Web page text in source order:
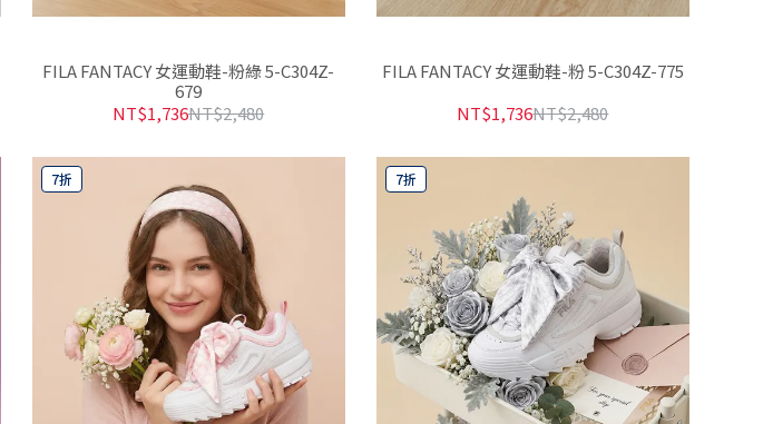
FILA FANTACY 女運動鞋-粉綠 5-C304Z-
679
NT$1,736NT$2,480
FILA FANTACY 女運動鞋-粉 5-C304Z-775
NT$1,736NT$2,480
7折 7折